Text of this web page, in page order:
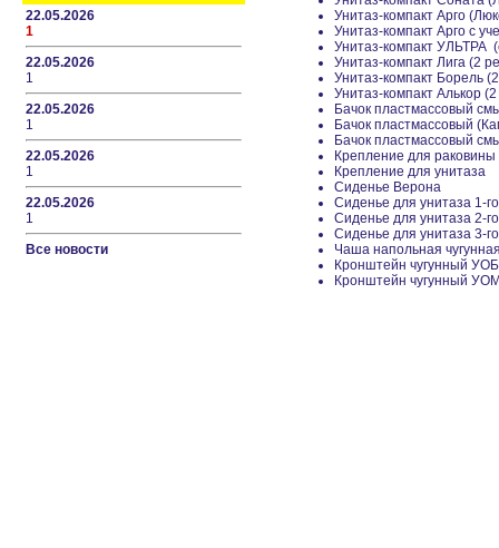
22.05.2026
1
22.05.2026
1
22.05.2026
1
22.05.2026
1
22.05.2026
1
Все новости
Унитаз-компакт Арго
Унитаз-компакт Арго с
Унитаз-компакт УЛЬТРА
Унитаз-компакт Лига (2
Унитаз-компакт Борель
Унитаз-компакт Алькор
Бачок пластмассовый
Бачок пластмассовый
Бачок пластмассовый
Крепление для раковины
Крепление для унитаза
Сиденье Верона
Сиденье для унитаза 1-
Сиденье для унитаза 2-
Сиденье для унитаза 3-
Чаша напольная
Кронштейн чугунный УОБ
Кронштейн чугунный